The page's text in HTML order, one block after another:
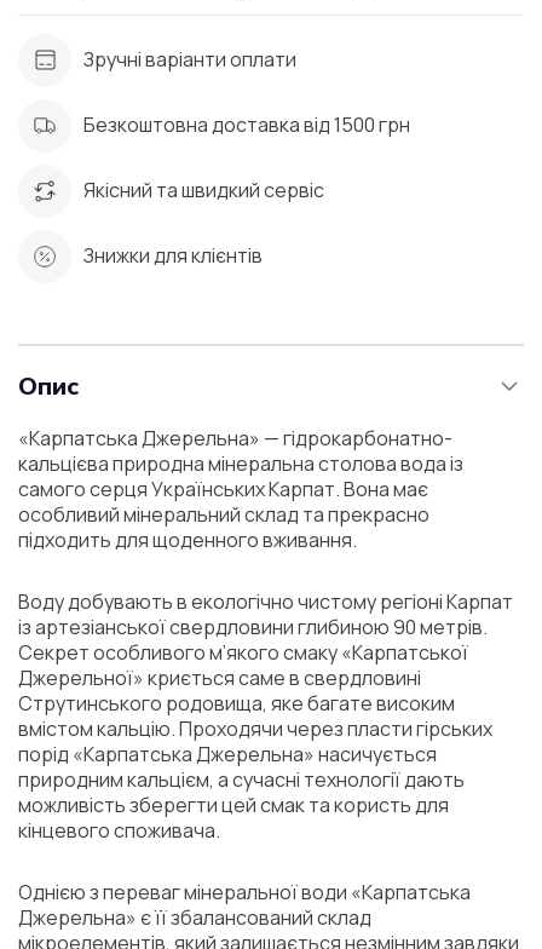
Зручні варіанти оплати
Безкоштовна доставка від 1500 грн
Якісний та швидкий сервіс
Знижки для клієнтів
Опис
«Карпатська Джерельна» — гідрокарбонатно-
кальцієва природна мінеральна столова вода із
самого серця Українських Карпат. Вона має
особливий мінеральний склад та прекрасно
підходить для щоденного вживання.
Воду добувають в екологічно чистому регіоні Карпат
із артезіанської свердловини глибиною 90 метрів.
Секрет особливого м’якого смаку «Карпатської
Джерельної» криється саме в свердловині
Струтинського родовища, яке багате високим
вмістом кальцію. Проходячи через пласти гірських
порід «Карпатська Джерельна» насичується
природним кальцієм, а сучасні технології дають
можливість зберегти цей смак та користь для
кінцевого споживача.
Однією з переваг мінеральної води «Карпатська
Джерельна» є її збалансований склад
мікроелементів, який залишається незмінним завдяки